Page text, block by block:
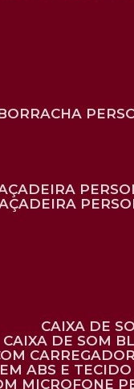
BORRACHA
CAIXA DE
CAIXA DE SOM
ABS E
MICROFONE